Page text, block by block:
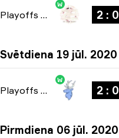
Playoffs bo3
W
2 : 0
Svētdiena 19 jūl. 2020
Playoffs bo3
W
2 : 0
Pirmdiena 06 jūl. 2020